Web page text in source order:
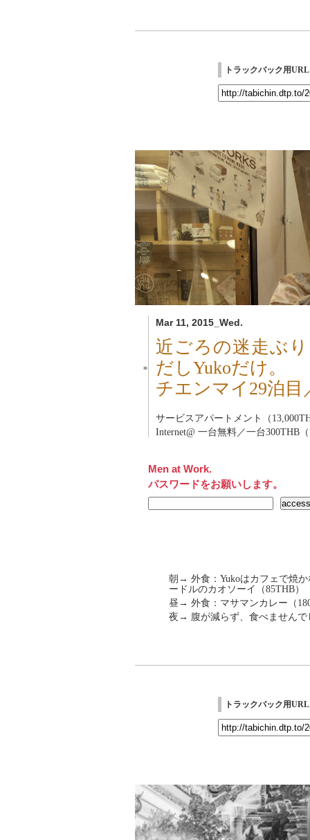
トラックバック用URL
Mar 11, 2015_Wed.
■
近ごろの迷走ぶ
だしYukoだけ。
チエンマイ29泊目
サービスアパートメント（
Internet@ 一台無料／一台300THB
Men at Work.
パスワードをお願いします。
朝→ 外食：Yukoはカフェで焼
ードルのカオソーイ（85THB）
昼→ 外食：マサマンカレー（
夜→ 腹が減らず、食べませんで
トラックバック用URL